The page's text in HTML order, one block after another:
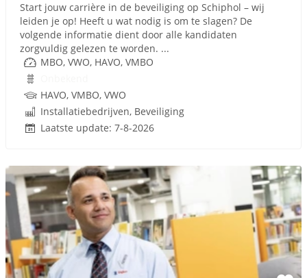
Start jouw carrière in de beveiliging op Schiphol – wij
leiden je op! Heeft u wat nodig is om te slagen? De
volgende informatie dient door alle kandidaten
zorgvuldig gelezen te worden. ...
MBO, VWO, HAVO, VMBO
HAVO, VMBO, VWO
Installatiebedrijven, Beveiliging
Laatste update: 7-8-2026